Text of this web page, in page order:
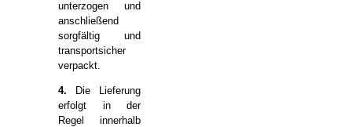
unterzogen und
anschließend
sorgfältig und
transportsicher
verpackt.
4. Die Lieferung
erfolgt in der
Regel innerhalb